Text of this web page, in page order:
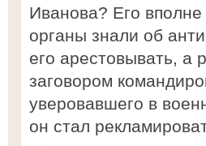
Иванова? Его
органы знали об
его арестовывать, а
заговором
уверовавшего в
он стал